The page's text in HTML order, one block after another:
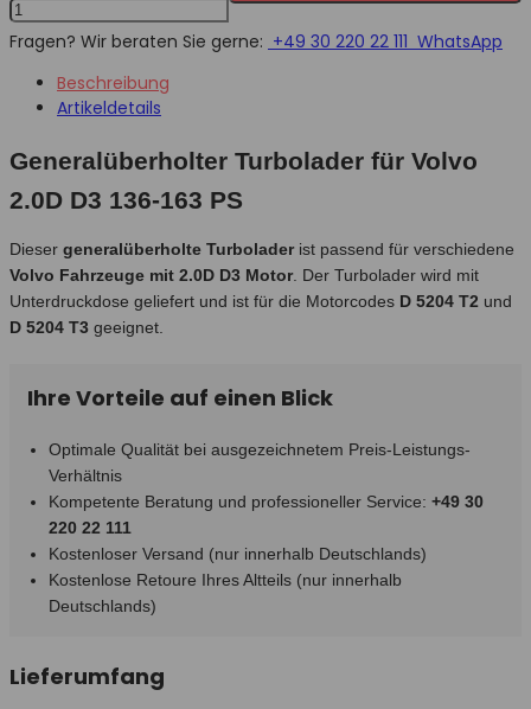
Fragen? Wir beraten Sie gerne: +49 30 220 22 111 WhatsApp
Beschreibung
Artikeldetails
Generalüberholter Turbolader für Volvo
2.0D D3 136-163 PS
Dieser generalüberholte Turboladerist passend für verschiedene
Volvo Fahrzeuge mit 2.0D D3 Motor. Der Turbolader wird mit
Unterdruckdose geliefert und ist für die Motorcodes D 5204 T2 und
D 5204 T3 geeignet.
Ihre Vorteile auf einen Blick
Optimale Qualität bei ausgezeichnetem Preis-Leistungs-
Verhältnis
Kompetente Beratung und professioneller Service: +49 30
220 22 111
Kostenloser Versand (nur innerhalb Deutschlands)
Kostenlose Retoure Ihres Altteils (nur innerhalb
Deutschlands)
Lieferumfang